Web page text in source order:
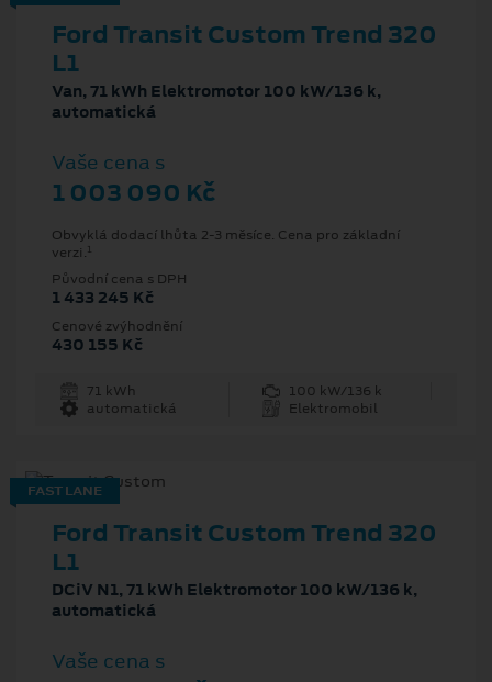
Ford Transit Custom Trend 320
L1
Van, 71 kWh Elektromotor 100 kW/136 k,
automatická
Vaše cena s
1 003 090 Kč
Obvyklá dodací lhůta 2-3 měsíce. Cena pro základní
verzi. 1
Původní cena s DPH
1 433 245 Kč
Cenové zvýhodnění
430 155 Kč
71 kWh
100 kW/136 k
automatická
Elektromobil
FAST LANE
Ford Transit Custom Trend 320
L1
DCiV N1, 71 kWh Elektromotor 100 kW/136 k,
automatická
Vaše cena s